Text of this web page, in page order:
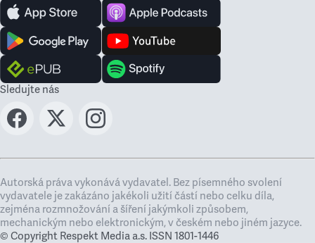
Sledujte nás
Autorská práva vykonává vydavatel. Bez písemného svolení
vydavatele je zakázáno jakékoli užití částí nebo celku díla,
zejména rozmnožování a šíření jakýmkoli způsobem,
mechanickým nebo elektronickým, v českém nebo jiném jazyce.
© Copyright Respekt Media a.s. ISSN 1801-1446